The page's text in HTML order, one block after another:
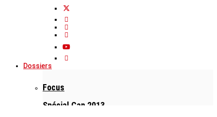
Dossiers
Focus
Spécial Can 2013